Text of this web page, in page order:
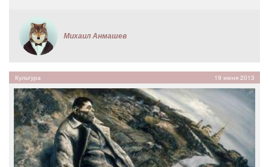
Михаил Анмашев
Культура 19 июня 2013